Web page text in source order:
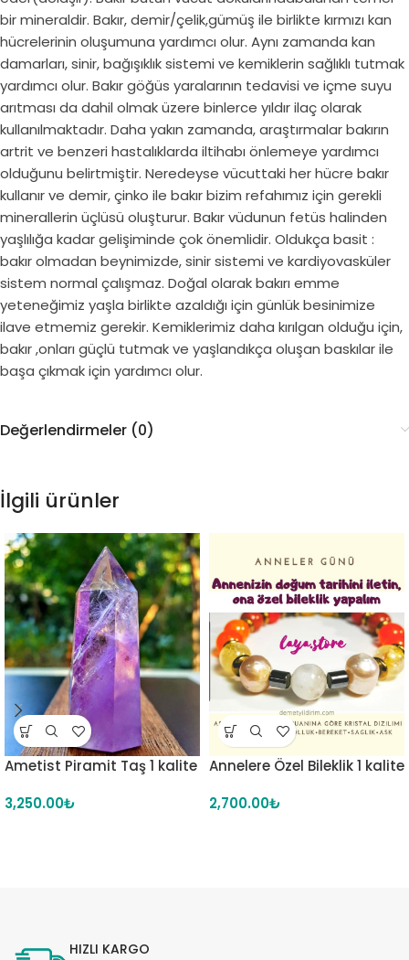
bir mineraldir. Bakır, demir/çelik,gümüş ile birlikte kırmızı kan
hücrelerinin oluşumuna yardımcı olur. Aynı zamanda kan
damarları, sinir, bağışıklık sistemi ve kemiklerin sağlıklı tutmak
yardımcı olur. Bakır göğüs yaralarının tedavisi ve içme suyu
arıtması da dahil olmak üzere binlerce yıldır ilaç olarak
kullanılmaktadır. Daha yakın zamanda, araştırmalar bakırın
artrit ve benzeri hastalıklarda iltihabı önlemeye yardımcı
olduğunu belirtmiştir. Neredeyse vücuttaki her hücre bakır
kullanır ve demir, çinko ile bakır bizim refahımız için gerekli
minerallerin üçlüsü oluşturur. Bakır vüdunun fetüs halinden
yaşlılığa kadar gelişiminde çok önemlidir. Oldukça basit :
bakır olmadan beynimizde, sinir sistemi ve kardiyovasküler
sistem normal çalışmaz. Doğal olarak bakırı emme
yeteneğimiz yaşla birlikte azaldığı için günlük besinimize
ilave etmemiz gerekir. Kemiklerimiz daha kırılgan olduğu için,
bakır ,onları güçlü tutmak ve yaşlandıkça oluşan baskılar ile
başa çıkmak için yardımcı olur.
Değerlendirmeler (0)
İlgili ürünler
Ametist Piramit Taş 1 kalite
3,250.00₺
Annelere Özel Bileklik 1 kalite
2,700.00₺
HIZLI KARGO